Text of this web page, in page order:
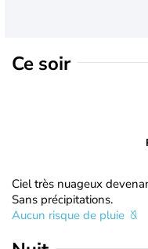
Ce soir
Ciel très nuageux
Sans précipitations.
Aucun risque de pluie